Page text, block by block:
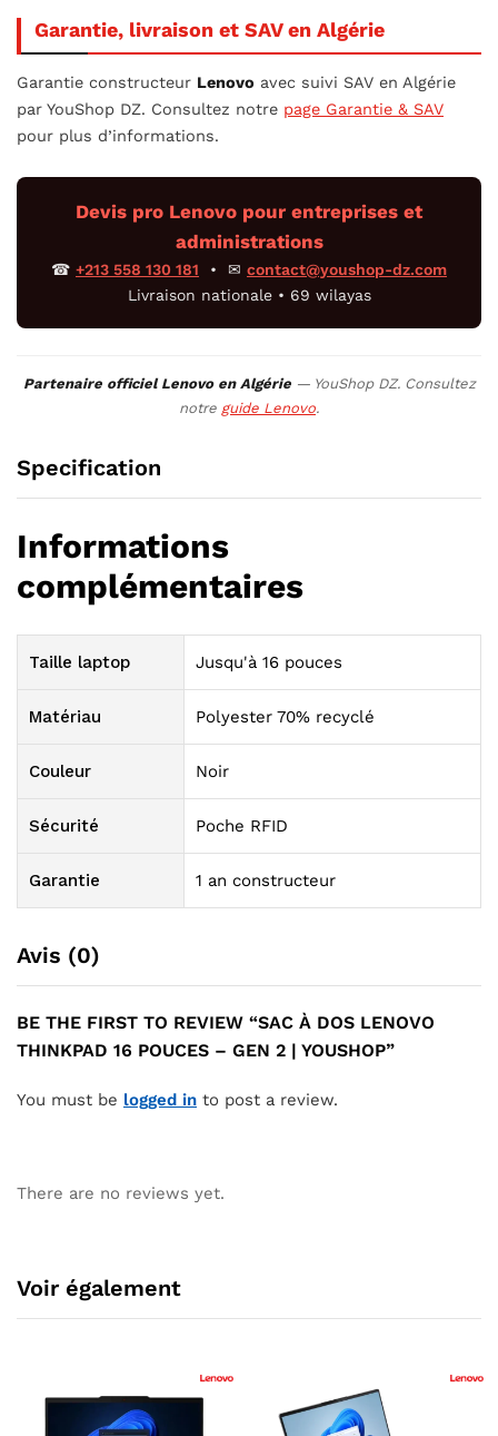
Garantie, livraison et SAV en Algérie
Garantie constructeur Lenovo avec suivi SAV en Algérie
par YouShop DZ. Consultez notre page Garantie & SAV
pour plus d’informations.
Devis pro Lenovo pour entreprises et
administrations
☎ +213 558 130 181 • ✉ contact@youshop-dz.com
Livraison nationale • 69 wilayas
Partenaire officiel Lenovo en Algérie— YouShop DZ. Consultez
notre guide Lenovo.
Specification
Informations
complémentaires
Taille laptop Jusqu'à 16 pouces
Matériau Polyester 70% recyclé
Couleur Noir
Sécurité Poche RFID
Garantie 1 an constructeur
Avis (0)
BE THE FIRST TO REVIEW “SAC À DOS LENOVO
THINKPAD 16 POUCES – GEN 2 | YOUSHOP”
You must be logged in to post a review.
There are no reviews yet.
Voir également